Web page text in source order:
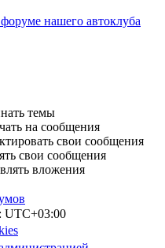
нашего автоклуба
темы
на сообщения
свои сообщения
свои сообщения
вложения
UTC+03:00